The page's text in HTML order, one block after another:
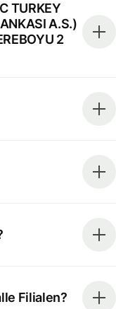
TURKEY
A.S.)
2
Filialen?